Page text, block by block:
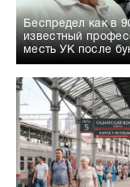
Беспредел как в
известный
месть УК после